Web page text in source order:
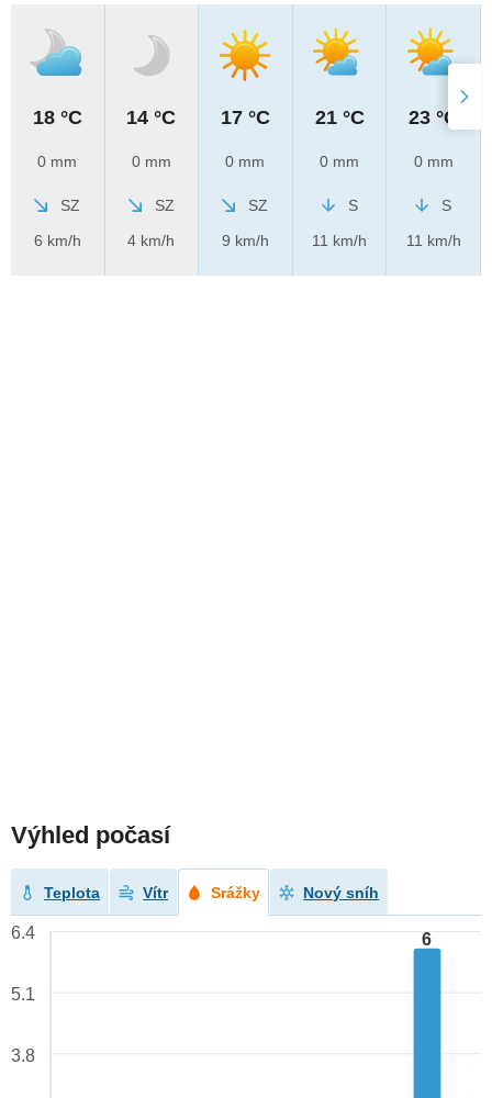
18 °C
0 mm
SZ
6 km/h
14 °C
0 mm
SZ
4 km/h
17 °C
0 mm
SZ
9 km/h
21 °C
0 mm
S
11 km/h
23 °C
0 mm
S
11 km/h
Výhled počasí
Teplota Vítr Srážky Nový sníh
6
6.4
5.1
3.8